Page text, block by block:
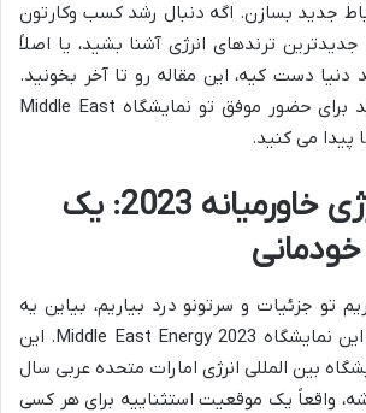
جدید بسازن. اگه دنبال رشد کسب وکارتون
ترندهای انرژی آشنا بشید، یا اصلاً
دنیا دست کیه، این مقاله رو تا آخر بخونید.
هرچیزی که لازم دارید برای حضور موفق تو نمایشگاه Middle East
نمایشگاه انرژی خاورمیانه 2023: یک
تو جزئیات و سرتونو درد بیاریم، بیاین یه
نگاه کلی بندازیم به این نمایشگاه Middle East Energy 2023. این
بین المللی انرژی امارات متحده عربی سال
واقعاً یک موقعیت استثناییه برای هر کسی